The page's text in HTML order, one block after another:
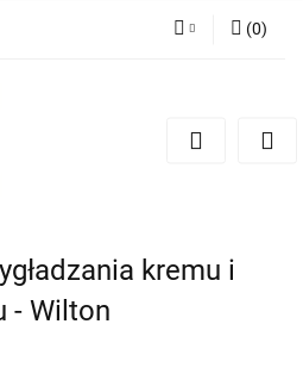
(0)
kremu i
- Wilton